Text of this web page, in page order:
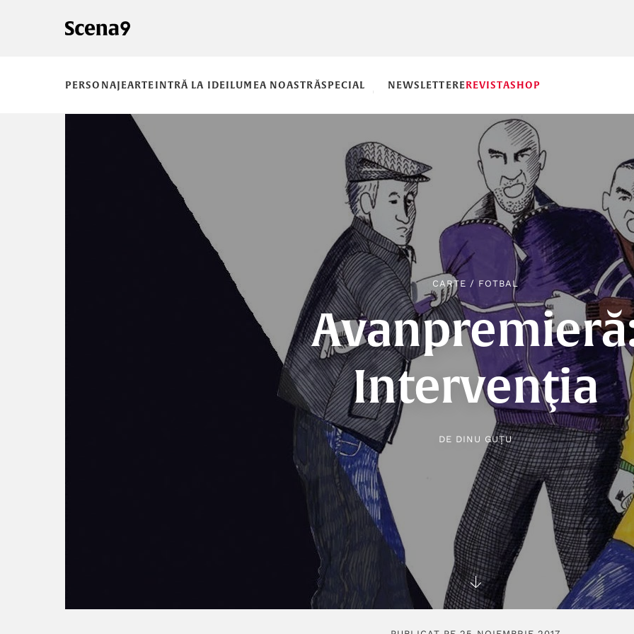
PERSONAJEARTEINTRĂ LA IDEILUMEA NOASTRĂSPECIAL NEWSLETTEREREVISTASHOP
CARTE / FOTBAL
Intervenţia
DE DINU GUŢU